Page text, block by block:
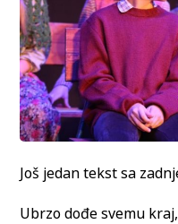
Još jedan tekst sa
Ubrzo dođe svemu